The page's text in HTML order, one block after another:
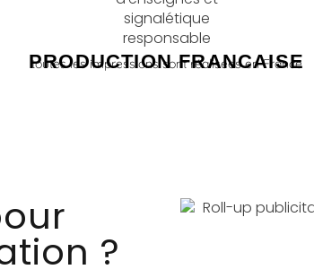
PRODUCTION FRANCAISE
toutes les impressions sont réalisées en France
?